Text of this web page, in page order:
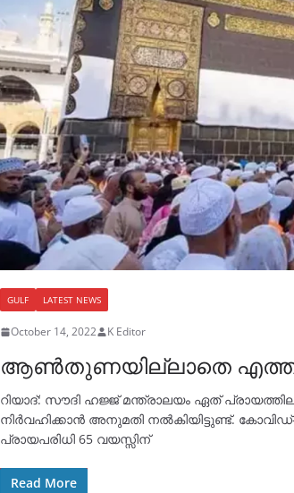
GULF LATEST NEWS
October 14, 2022 K Editor
ആൺതുണയില്ലാതെ എത്തുന്ന
റിയാദ്: സൗദി ഹജ്ജ് മന്ത്രാലയം ഏത്
നിർവഹിക്കാൻ അനുമതി നൽകിയിട്ടുണ്ട്.
പ്രായപരിധി 65 വയസ്സിന്
Read More